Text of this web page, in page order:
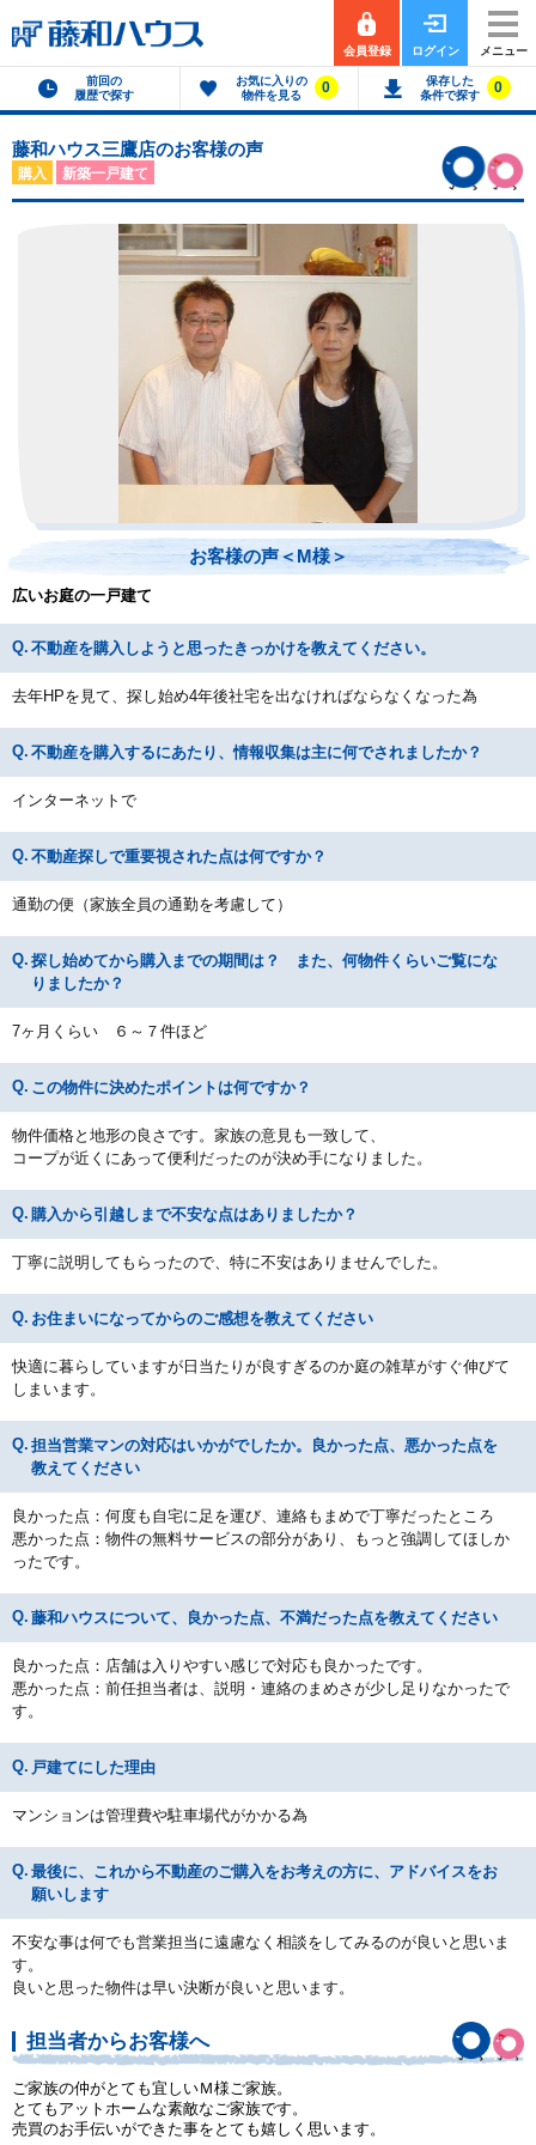
会員登録 ログイン メニュー
前回の
履歴で探す
お気に入りの
物件を見る
0
保存した
条件で探す
0
藤和ハウス三鷹店のお客様の声
購入 新築一戸建て
お客様の声＜M様＞
広いお庭の一戸建て
不動産を購入しようと思ったきっかけを教えてください。
去年HPを見て、探し始め4年後社宅を出なければならなくなった為
不動産を購入するにあたり、情報収集は主に何でされましたか？
インターネットで
不動産探しで重要視された点は何ですか？
通勤の便（家族全員の通勤を考慮して）
探し始めてから購入までの期間は？ また、何物件くらいご覧にな
りましたか？
7ヶ月くらい ６～７件ほど
この物件に決めたポイントは何ですか？
物件価格と地形の良さです。家族の意見も一致して、
コープが近くにあって便利だったのが決め手になりました。
購入から引越しまで不安な点はありましたか？
丁寧に説明してもらったので、特に不安はありませんでした。
お住まいになってからのご感想を教えてください
快適に暮らしていますが日当たりが良すぎるのか庭の雑草がすぐ伸びて
しまいます。
担当営業マンの対応はいかがでしたか。良かった点、悪かった点を
教えてください
良かった点：何度も自宅に足を運び、連絡もまめで丁寧だったところ
悪かった点：物件の無料サービスの部分があり、もっと強調してほしか
ったです。
藤和ハウスについて、良かった点、不満だった点を教えてください
良かった点：店舗は入りやすい感じで対応も良かったです。
悪かった点：前任担当者は、説明・連絡のまめさが少し足りなかったで
す。
戸建てにした理由
マンションは管理費や駐車場代がかかる為
最後に、これから不動産のご購入をお考えの方に、アドバイスをお
願いします
不安な事は何でも営業担当に遠慮なく相談をしてみるのが良いと思いま
す。
良いと思った物件は早い決断が良いと思います。
担当者からお客様へ
ご家族の仲がとても宜しいＭ様ご家族。
とてもアットホームな素敵なご家族です。
売買のお手伝いができた事をとても嬉しく思います。